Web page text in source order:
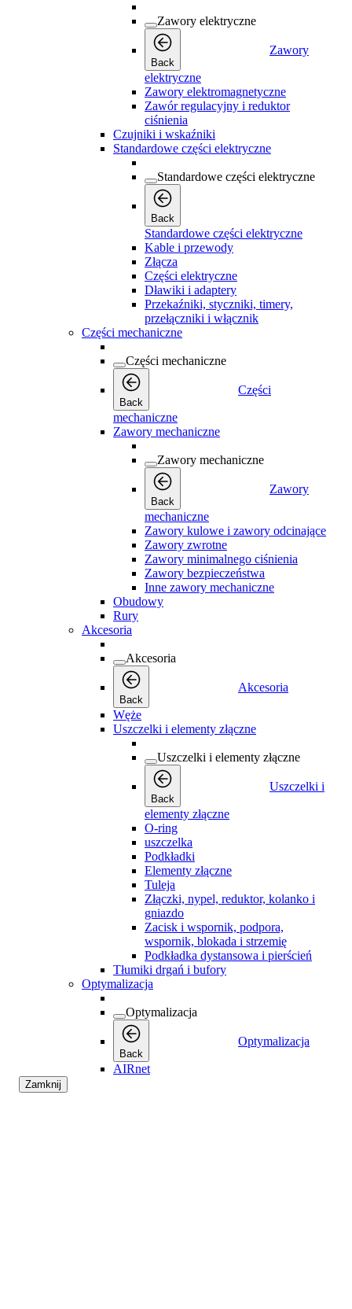
Zawory elektryczne
Back
Zawory
elektryczne
Zawory elektromagnetyczne
Zawór regulacyjny i reduktor
ciśnienia
Czujniki i wskaźniki
Standardowe części elektryczne
Standardowe części elektryczne
Back
Standardowe części elektryczne
Kable i przewody
Złącza
Części elektryczne
Dławiki i adaptery
Przekaźniki, styczniki, timery,
przełączniki i włącznik
Części mechaniczne
Części mechaniczne
Back
Części
mechaniczne
Zawory mechaniczne
Zawory mechaniczne
Back
Zawory
mechaniczne
Zawory kulowe i zawory odcinające
Zawory zwrotne
Zawory minimalnego ciśnienia
Zawory bezpieczeństwa
Inne zawory mechaniczne
Obudowy
Rury
Akcesoria
Akcesoria
Back
Akcesoria
Węże
Uszczelki i elementy złączne
Uszczelki i elementy złączne
Back
Uszczelki i
elementy złączne
O-ring
uszczelka
Podkładki
Elementy złączne
Tuleja
Złączki, nypel, reduktor, kolanko i
gniazdo
Zacisk i wspornik, podpora,
wspornik, blokada i strzemię
Podkładka dystansowa i pierścień
Tłumiki drgań i bufory
Optymalizacja
Optymalizacja
Back
Optymalizacja
AIRnet
Zamknij